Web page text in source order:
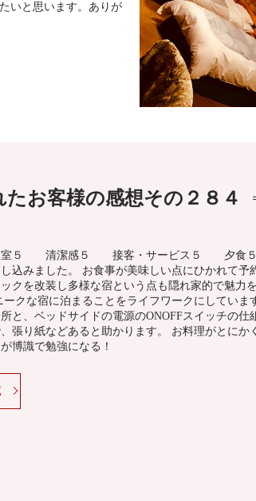
いと思います。ありが
お客様の感想その２８４
室５ 清潔感５ 接客・サービス５ 夕
込みました。 お食事が美味しい点にひかれて予
クを改装し多様な宿という点も隠れ家的で魅力
ークな宿に泊まることをライフワークにしていま
と、ベッドサイドの電源のONOFFスイッチの仕
張り紙などあると助かります。 お料理がとにか
博識で勉強になる！